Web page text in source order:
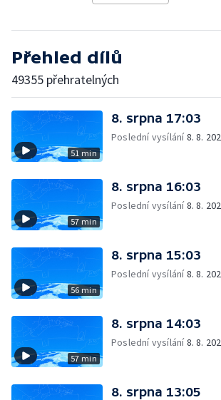
Přehled dílů
49355 přehratelných
51 min
8. srpna 17:03
Poslední vysílání8. 8.
57 min
8. srpna 16:03
Poslední vysílání8. 8.
56 min
8. srpna 15:03
Poslední vysílání8. 8.
57 min
8. srpna 14:03
Poslední vysílání8. 8.
8. srpna 13:05